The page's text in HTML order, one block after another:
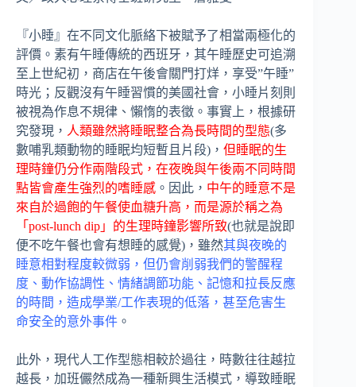
『小睡』在不同文化脈絡下被賦予了相當兩極化的
評價。素有午睡傳統的西班牙，其午睡歷史可追溯
至上世紀初，商店在午後會關門打烊，享受”午睡”
時光；反觀沒有午睡習慣的美國社會，小睡片刻則
被視為作息不規律、懶惰的表徵。事實上，根據研
究發現， 人類雖然將睡眠整合為長時間的型態(多
數哺乳類動物的睡眠均短暫且片段)， 但睡眠的生
理時鐘仍分作兩階段式，在夜晚與午後兩不同時間
點皆會產生強烈的嗜睡感 。因此， 中午的睡意不是
來自於過飽的午餐使血糖升高，而是源於稱之為
「post-lunch dip」的生理時鐘影響所致(也就是說即
便不吃午餐也會有想睡的感覺)，雖然其與夜晚的
睡意相對程度較微弱，但仍會削弱我們的警醒程
度、動作協調性、情緒調節功能、記憶和拉長反應
的時間，造成學業/工作表現的低落，甚至危害生
命安全的意外事件 。
此外，現代人工作型態相較於過往，時數往往越拉
越長，加班儼然成為一種新興生活模式，導致睡眠